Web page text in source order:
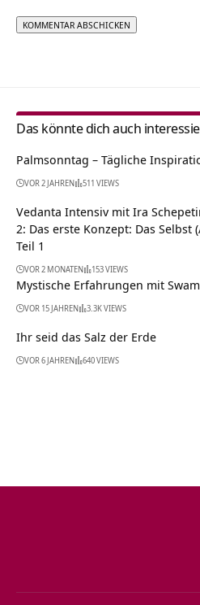
Das könnte dich auch
Palmsonntag – Tägliche
VOR 2 JAHREN 511 VIEWS
Vedanta Intensiv mit Ira
2: Das erste Konzept: Das Selbst
Teil 1
VOR 2 MONATEN 153 VIEWS
Mystische Erfahrungen mit
VOR 15 JAHREN 3.3K VIEWS
Ihr seid das Salz der Erde
VOR 6 JAHREN 640 VIEWS